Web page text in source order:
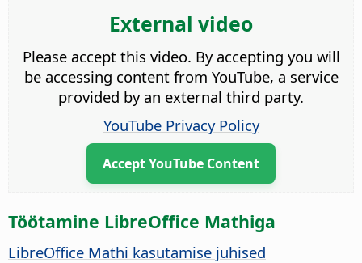
External video
Please accept this video. By accepting you will
be accessing content from YouTube, a service
provided by an external third party.
YouTube Privacy Policy
Accept YouTube Content
Töötamine LibreOffice Mathiga
LibreOffice Mathi kasutamise juhised